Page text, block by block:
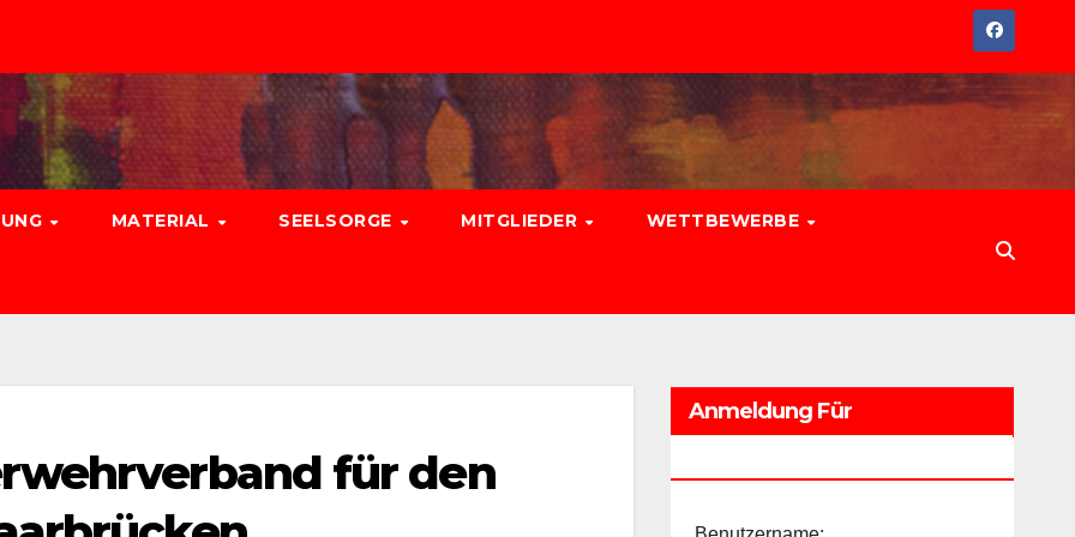
MATERIAL SEELSORGE MITGLIEDER WETTBEWERBE
für den
Anmeldung Für